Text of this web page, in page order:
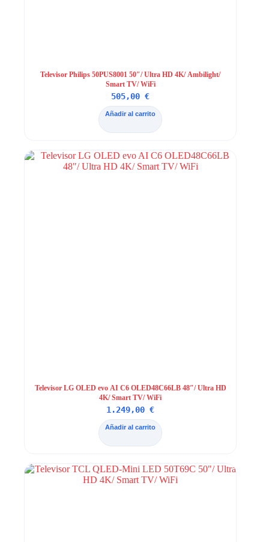
Televisor Philips 50PUS8001 50″/ Ultra HD 4K/ Ambilight/
Smart TV/ WiFi
505,00€
Añadir al carrito
Televisor LG OLED evo AI C6 OLED48C66LB 48″/ Ultra HD
4K/ Smart TV/ WiFi
1.249,00€
Añadir al carrito